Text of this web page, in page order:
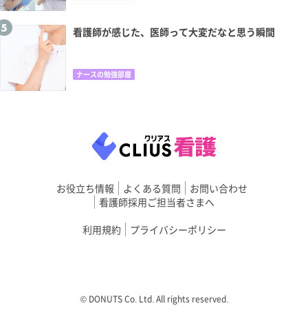
看護師が感じた、医師って大変だなと思う瞬間
ナースの勉強部屋
お役立ち情報 よくある質問
お問い合わせ
看護師採用ご担当者さまへ
利用規約
プライバシーポリシー
©︎ DONUTS Co. Ltd. All rights reserved.